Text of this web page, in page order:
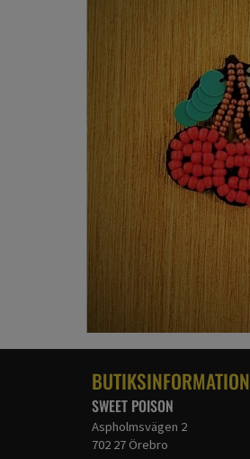
BUTIKSINFORMATION
SWEET POISON
Aspholmsvägen 2
702 27 Örebro